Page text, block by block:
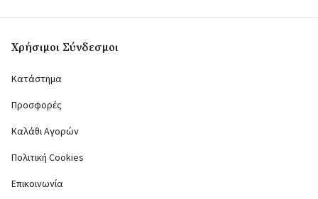
Χρήσιμοι Σύνδεσμοι
Κατάστημα
Προσφορές
Καλάθι Αγορών
Πολιτική Cookies
Επικοινωνία